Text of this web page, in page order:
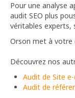
Pour une analyse
audit SEO plus
véritables experts,
Orson met à votre
Découvrez nos
Audit de Site
Audit de